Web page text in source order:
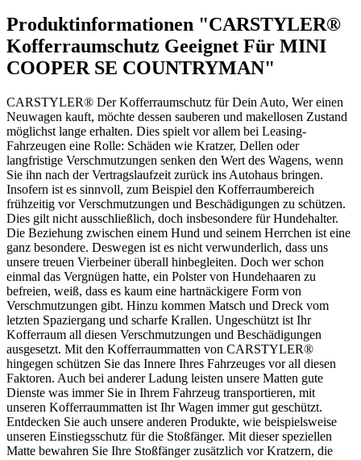
Produktinformationen "CARSTYLER®
Kofferraumschutz Geeignet Für MINI
COOPER SE COUNTRYMAN"
CARSTYLER® Der Kofferraumschutz für Dein Auto, Wer einen
Neuwagen kauft, möchte dessen sauberen und makellosen Zustand
möglichst lange erhalten. Dies spielt vor allem bei Leasing-
Fahrzeugen eine Rolle: Schäden wie Kratzer, Dellen oder
langfristige Verschmutzungen senken den Wert des Wagens, wenn
Sie ihn nach der Vertragslaufzeit zurück ins Autohaus bringen.
Insofern ist es sinnvoll, zum Beispiel den Kofferraumbereich
frühzeitig vor Verschmutzungen und Beschädigungen zu schützen.
Dies gilt nicht ausschließlich, doch insbesondere für Hundehalter.
Die Beziehung zwischen einem Hund und seinem Herrchen ist eine
ganz besondere. Deswegen ist es nicht verwunderlich, dass uns
unsere treuen Vierbeiner überall hinbegleiten. Doch wer schon
einmal das Vergnügen hatte, ein Polster von Hundehaaren zu
befreien, weiß, dass es kaum eine hartnäckigere Form von
Verschmutzungen gibt. Hinzu kommen Matsch und Dreck vom
letzten Spaziergang und scharfe Krallen. Ungeschützt ist Ihr
Kofferraum all diesen Verschmutzungen und Beschädigungen
ausgesetzt. Mit den Kofferraummatten von CARSTYLER®
hingegen schützen Sie das Innere Ihres Fahrzeuges vor all diesen
Faktoren. Auch bei anderer Ladung leisten unsere Matten gute
Dienste was immer Sie in Ihrem Fahrzeug transportieren, mit
unseren Kofferraummatten ist Ihr Wagen immer gut geschützt.
Entdecken Sie auch unsere anderen Produkte, wie beispielsweise
unseren Einstiegsschutz für die Stoßfänger. Mit dieser speziellen
Matte bewahren Sie Ihre Stoßfänger zusätzlich vor Kratzern, die